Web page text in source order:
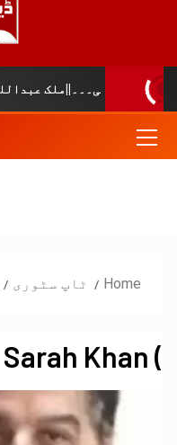
عبداللہ عرفان
Home ٹاپ سٹوری
) Sarah Khan